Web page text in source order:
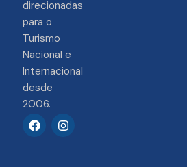
direcionadas
para o
Turismo
Nacional e
Internacional
desde
2006.
F
a
e
I
n
t